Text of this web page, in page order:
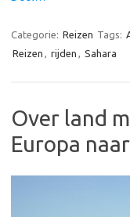
Categorie: Reizen Tags:
Reizen
rijden Sahara
Over land
Europa